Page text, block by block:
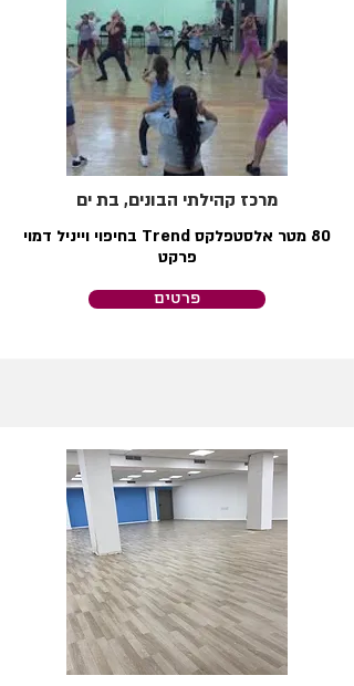
מרכז קהילתי הבונים, בת ים
80 מטר אלסטפלקס Trend בחיפוי וייניל דמוי
פרקט
פרטים